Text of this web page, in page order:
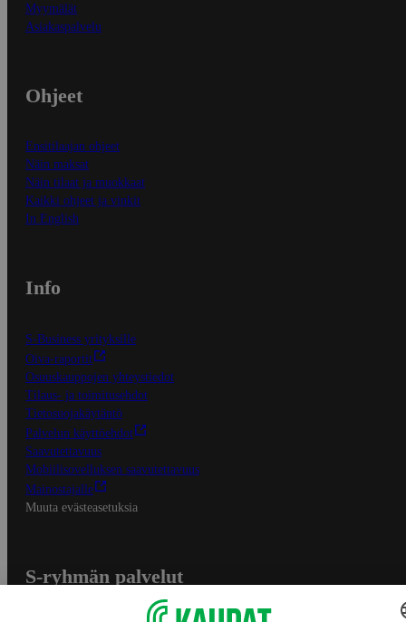
Myymälät
Asiakaspalvelu
Ohjeet
Ensitilaajan ohjeet
Näin maksat
Näin tilaat ja muokkaat
Kaikki ohjeet ja vinkit
In English
Info
S-Business yrityksille
Oiva-raportit
Osuuskauppojen yhteystiedot
Tilaus- ja toimitusehdot
Tietosuojakäytäntö
Palvelun käyttöehdot
Saavutettavuus
Mobiilisovelluksen saavutettavuus
Mainostajalle
Muuta evästeasetuksia
S-ryhmän palvelut